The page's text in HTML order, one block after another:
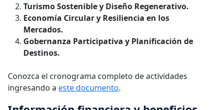
Turismo Sostenible y Diseño Regenerativo.
Economía Circular y Resiliencia en los
Mercados.
Gobernanza Participativa y Planificación de
Destinos.
Conozca el cronograma completo de actividades
ingresando a este documento.